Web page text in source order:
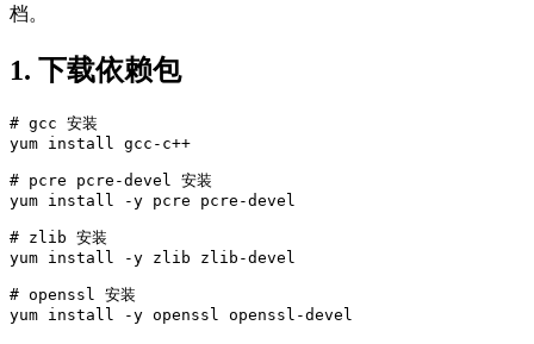
档。
1. 下载依赖包
# gcc 安装
yum install gcc-c++
# pcre pcre-devel 安装
yum install -y pcre pcre-devel
# zlib 安装
yum install -y zlib zlib-devel
# openssl 安装
yum install -y openssl openssl-devel